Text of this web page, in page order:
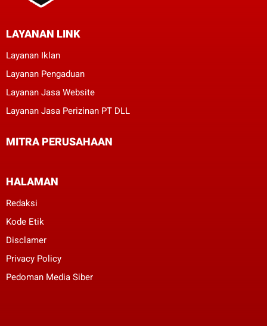
LAYANAN LINK
Layanan Iklan
Layanan Pengaduan
Layanan Jasa Website
Layanan Jasa Perizinan PT DLL
MITRA PERUSAHAAN
HALAMAN
Redaksi
Kode Etik
Disclamer
Privacy Policy
Pedoman Media Siber